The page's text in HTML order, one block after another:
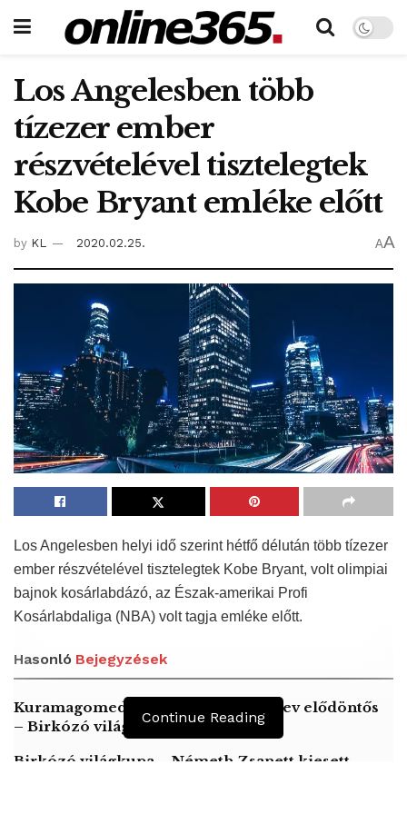
Los Angelesben több
tízezer ember
részvételével tisztelegtek
Kobe Bryant emléke előtt
by KL 2020.02.25. AA
Los Angelesben helyi idő szerint hétfő délután több tízezer
ember részvételével tisztelegtek Kobe Bryant, volt olimpiai
bajnok kosárlabdázó, az Észak-amerikai Profi
Kosárlabdaliga (NBA) volt tagja emléke előtt.
Hasonló Bejegyzések
Kuramagomedov ötödik, Muszukajev elődöntős
– Birkózó világkupa
Birkózó világkupa – Németh Zsanett kiesett
Continue Reading